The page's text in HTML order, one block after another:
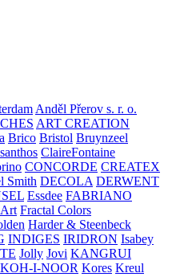
Anděl Přerov s. r. o.
ART CREATION
Brico Bristol Bruynzeel
ClaireFontaine
CONCORDE CREATEX
Smith DECOLA DERWENT
Essdee FABRIANO
Fractal Colors
Harder & Steenbeck
INDIGES IRIDRON Isabey
Jolly Jovi KANGRUI
KOH-I-NOOR Kores Kreul